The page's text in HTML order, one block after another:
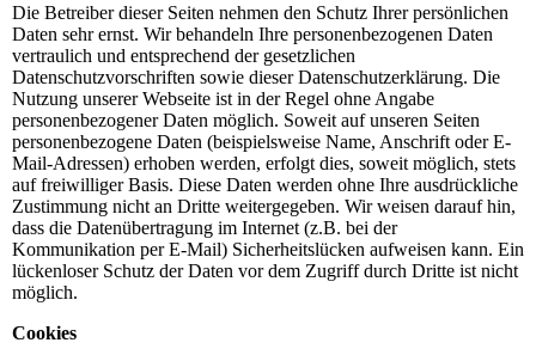
Die Betreiber dieser Seiten nehmen den Schutz Ihrer persönlichen
Daten sehr ernst. Wir behandeln Ihre personenbezogenen Daten
vertraulich und entsprechend der gesetzlichen
Datenschutzvorschriften sowie dieser Datenschutzerklärung. Die
Nutzung unserer Webseite ist in der Regel ohne Angabe
personenbezogener Daten möglich. Soweit auf unseren Seiten
personenbezogene Daten (beispielsweise Name, Anschrift oder E-
Mail-Adressen) erhoben werden, erfolgt dies, soweit möglich, stets
auf freiwilliger Basis. Diese Daten werden ohne Ihre ausdrückliche
Zustimmung nicht an Dritte weitergegeben. Wir weisen darauf hin,
dass die Datenübertragung im Internet (z.B. bei der
Kommunikation per E-Mail) Sicherheitslücken aufweisen kann. Ein
lückenloser Schutz der Daten vor dem Zugriff durch Dritte ist nicht
möglich.
Cookies